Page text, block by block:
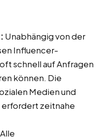
Unabhängig von der
Influencer-
schnell auf Anfragen
können. Die
Medien und
zeitnahe
Alle